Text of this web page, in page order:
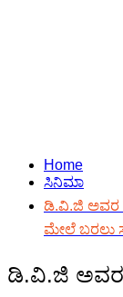
Home
ಸಿನಿಮಾ
ಡಿ.ವಿ.ಜಿ ಅವರ
ಮೇಲೆ ಬರಲು
ಡಿ.ವಿ.ಜಿ ಅವರ